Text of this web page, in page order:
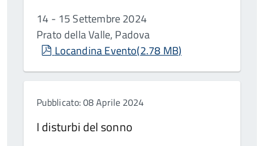
14 - 15 Settembre 2024
Prato della Valle, Padova
pdf
Locandina Evento(2.78 MB)
Pubblicato: 08 Aprile 2024
I disturbi del sonno